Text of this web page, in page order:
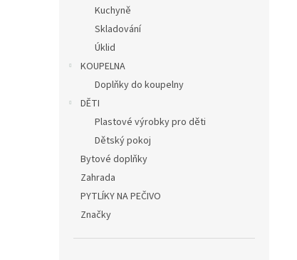
Kuchyně
Skladování
Úklid
KOUPELNA
Doplňky do koupelny
DĚTI
Plastové výrobky pro děti
Dětský pokoj
Bytové doplňky
Zahrada
PYTLÍKY NA PEČIVO
Značky